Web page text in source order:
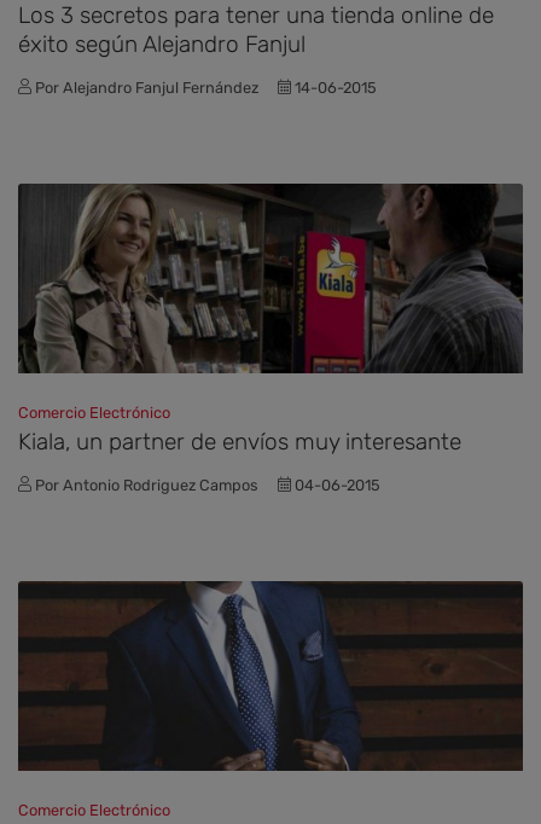
Los 3 secretos para tener una tienda online de
éxito según Alejandro Fanjul
Por Alejandro Fanjul Fernández 14-06-2015
Comercio Electrónico
Kiala, un partner de envíos muy interesante
Por Antonio Rodriguez Campos 04-06-2015
Comercio Electrónico